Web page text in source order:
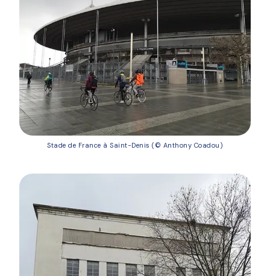
Stade de France à Saint-Denis (© Anthony Coadou)